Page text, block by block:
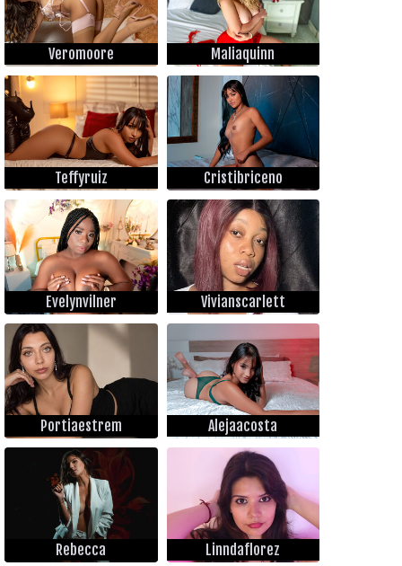
Veromoore Maliaquinn
Teffyruiz Cristibriceno
Evelynvilner Vivianscarlett
Portiaestrem Alejaacosta
Rebecca Linndaflorez